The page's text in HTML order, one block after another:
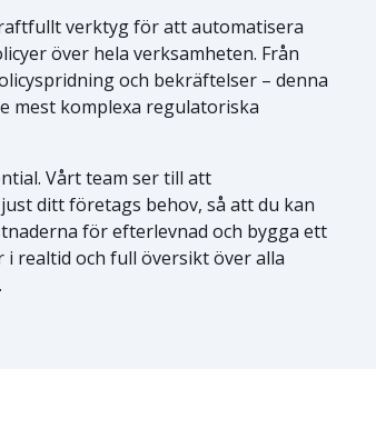
verktyg för att automatisera
över hela verksamheten. Från
och bekräftelser – denna
mest komplexa regulatoriska
Vårt team ser till att
ditt företags behov, så att du kan
för efterlevnad och bygga ett
realtid och full översikt över alla